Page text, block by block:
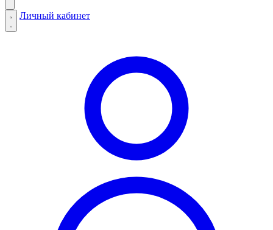
Личный кабинет